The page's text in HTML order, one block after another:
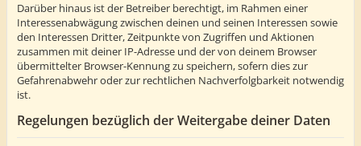
Darüber hinaus ist der Betreiber berechtigt, im Rahmen einer
Interessenabwägung zwischen deinen und seinen Interessen sowie
den Interessen Dritter, Zeitpunkte von Zugriffen und Aktionen
zusammen mit deiner IP-Adresse und der von deinem Browser
übermittelter Browser-Kennung zu speichern, sofern dies zur
Gefahrenabwehr oder zur rechtlichen Nachverfolgbarkeit notwendig
ist.
Regelungen bezüglich der Weitergabe deiner Daten